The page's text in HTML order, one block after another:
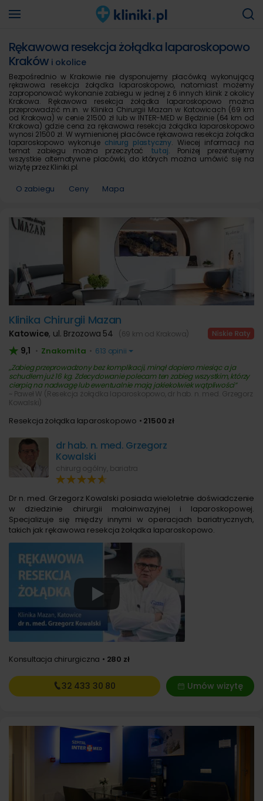
Rękawowa resekcja żołądka laparoskopowo
Kraków i okolice
Bezpośrednio w Krakowie nie dysponujemy placówką wykonującą
rękawowa resekcja żołądka laparoskopowo, natomiast możemy
zaproponować wykonanie zabiegu w jednej z 6 innych klinik z okolicy
Krakowa. Rękawowa resekcja żołądka laparoskopowo można
przeprowadzić m.in. w Klinika Chirurgii Mazan w Katowicach (69 km
od Krakowa) w cenie 21500 zł lub w INTER-MED w Będzinie (64 km od
Krakowa) gdzie cena za rękawowa resekcja żołądka laparoskopowo
wynosi 21500 zł. W wymienionej placówce rękawowa resekcja żołądka
laparoskopowo wykonuje chirurg plastyczny. Wiecej informacji na
temat zabiegu można przeczytać tutaj. Poniżej prezentujemy
wszystkie alternatywne placówki, do których można umówić się na
wizytę przez Kliniki.pl.
O zabiegu Ceny Mapa
Klinika Chirurgii Mazan
Katowice, ul. Brzozowa 54 (69 km od Krakowa)
9,1 • Znakomita • 613 opinii
Zabieg przeprowadzony bez komplikacji, minął dopiero miesiąc a ja
schudłem już 16 kg. Zdecydowanie polecam ten zabieg wszystkim, którzy
cierpią na nadwagę lub ewentualnie mają jakiekolwiek wątpliwości
~ Paweł W (Resekcja żołądka laparoskopowo, dr hab. n. med. Grzegorz
Kowalski)
Resekcja żołądka laparoskopowo 21500 zł
dr hab. n. med. Grzegorz
Kowalski
chirurg ogólny, bariatra
Dr n. med. Grzegorz Kowalski posiada wieloletnie doświadczenie
w dziedzinie chirurgii małoinwazyjnej i laparoskopowej.
Specjalizuje się między innymi w operacjach bariatrycznych,
takich jak rękawowa resekcja żołądka laparoskopowo.
Konsultacja chirurgiczna 280 zł
Umów wizytę
32 433 30 80